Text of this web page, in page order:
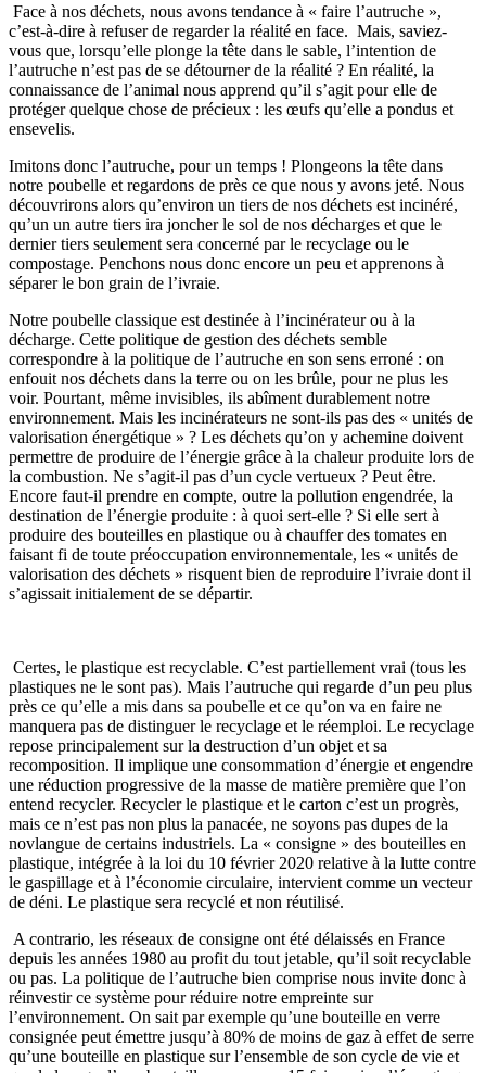
Face à nos déchets, nous avons tendance à « faire l’autruche »,
c’est-à-dire à refuser de regarder la réalité en face. Mais, saviez-
vous que, lorsqu’elle plonge la tête dans le sable, l’intention de
l’autruche n’est pas de se détourner de la réalité ? En réalité, la
connaissance de l’animal nous apprend qu’il s’agit pour elle de
protéger quelque chose de précieux : les œufs qu’elle a pondus et
ensevelis.
Imitons donc l’autruche, pour un temps ! Plongeons la tête dans
notre poubelle et regardons de près ce que nous y avons jeté. Nous
découvrirons alors qu’environ un tiers de nos déchets est incinéré,
qu’un un autre tiers ira joncher le sol de nos décharges et que le
dernier tiers seulement sera concerné par le recyclage ou le
compostage. Penchons nous donc encore un peu et apprenons à
séparer le bon grain de l’ivraie.
Notre poubelle classique est destinée à l’incinérateur ou à la
décharge. Cette politique de gestion des déchets semble
correspondre à la politique de l’autruche en son sens erroné : on
enfouit nos déchets dans la terre ou on les brûle, pour ne plus les
voir. Pourtant, même invisibles, ils abîment durablement notre
environnement. Mais les incinérateurs ne sont-ils pas des « unités de
valorisation énergétique » ? Les déchets qu’on y achemine doivent
permettre de produire de l’énergie grâce à la chaleur produite lors de
la combustion. Ne s’agit-il pas d’un cycle vertueux ? Peut être.
Encore faut-il prendre en compte, outre la pollution engendrée, la
destination de l’énergie produite : à quoi sert-elle ? Si elle sert à
produire des bouteilles en plastique ou à chauffer des tomates en
faisant fi de toute préoccupation environnementale, les « unités de
valorisation des déchets » risquent bien de reproduire l’ivraie dont il
s’agissait initialement de se départir.
Certes, le plastique est recyclable. C’est partiellement vrai (tous les
plastiques ne le sont pas). Mais l’autruche qui regarde d’un peu plus
près ce qu’elle a mis dans sa poubelle et ce qu’on va en faire ne
manquera pas de distinguer le recyclage et le réemploi. Le recyclage
repose principalement sur la destruction d’un objet et sa
recomposition. Il implique une consommation d’énergie et engendre
une réduction progressive de la masse de matière première que l’on
entend recycler. Recycler le plastique et le carton c’est un progrès,
mais ce n’est pas non plus la panacée, ne soyons pas dupes de la
novlangue de certains industriels. La « consigne » des bouteilles en
plastique, intégrée à la loi du 10 février 2020 relative à la lutte contre
le gaspillage et à l’économie circulaire, intervient comme un vecteur
de déni. Le plastique sera recyclé et non réutilisé.
A contrario, les réseaux de consigne ont été délaissés en France
depuis les années 1980 au profit du tout jetable, qu’il soit recyclable
ou pas. La politique de l’autruche bien comprise nous invite donc à
réinvestir ce système pour réduire notre empreinte sur
l’environnement. On sait par exemple qu’une bouteille en verre
consignée peut émettre jusqu’à 80% de moins de gaz à effet de serre
qu’une bouteille en plastique sur l’ensemble de son cycle de vie et